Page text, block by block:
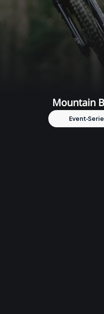
Mountain
Event-